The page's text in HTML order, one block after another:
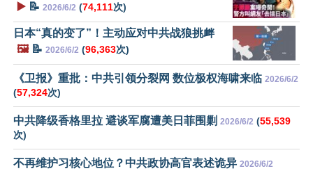
▶️ 📝 2026/6/2 (74,111次)
日本“真的变了”！主动应对中共战狼挑衅
🖼️📝 2026/6/2 (96,363次)
《卫报》重批：中共引领分裂网 数位极权海啸来临 2026/6/2
(57,324次)
中共降级香格里拉 避谈军腐遭美日菲围剿 2026/6/2 (55,539
次)
不再维护习核心地位？中共政协高官表述诡异 2026/6/2